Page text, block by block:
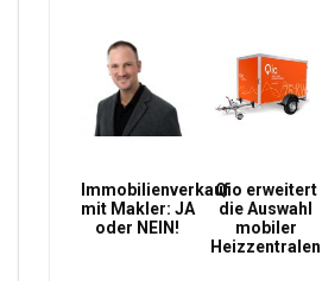
Immobilienverkauf
mit Makler: JA
oder NEIN!
Qio erweitert
die Auswahl
mobiler
Heizzentralen